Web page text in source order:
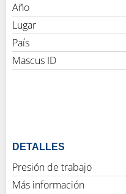
Año
Lugar
País
Mascus ID
DETALLES
Presión de trabajo
Más información